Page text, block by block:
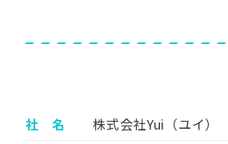
社 名
株式会社Yui（ユイ）